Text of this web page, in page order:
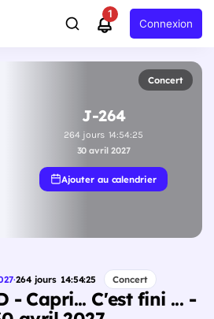
1
Connexion
Concert
J-264
264jours 14:54:24
30 avril 2027
Ajouter au calendrier
·264 jours 14:54:24 Concert
- Capri... C'est fini ... -